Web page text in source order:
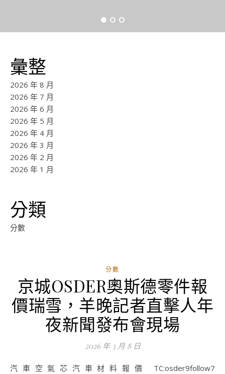
彙整
2026 年 8 月
2026 年 7 月
2026 年 6 月
2026 年 5 月
2026 年 4 月
2026 年 3 月
2026 年 2 月
2026 年 1 月
分類
分數
分數
京城OSDER奧斯德零件報
價瑞雪，羊晚記者直擊人年
夜新聞發布會現場
2026 年 3 月 8 日
汽車空氣芯汽車材料報價 TC:osder9follow7